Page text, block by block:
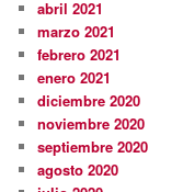
abril 2021
marzo 2021
febrero 2021
enero 2021
diciembre 2020
noviembre 2020
septiembre 2020
agosto 2020